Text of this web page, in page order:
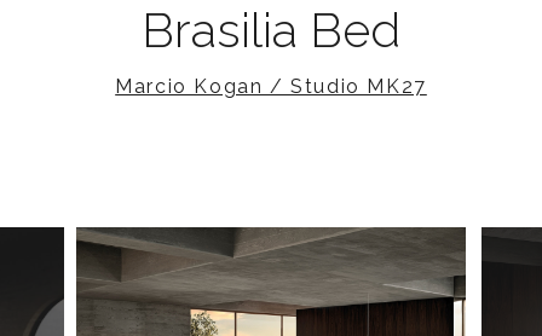
Brasilia Bed
Marcio Kogan / Studio MK27